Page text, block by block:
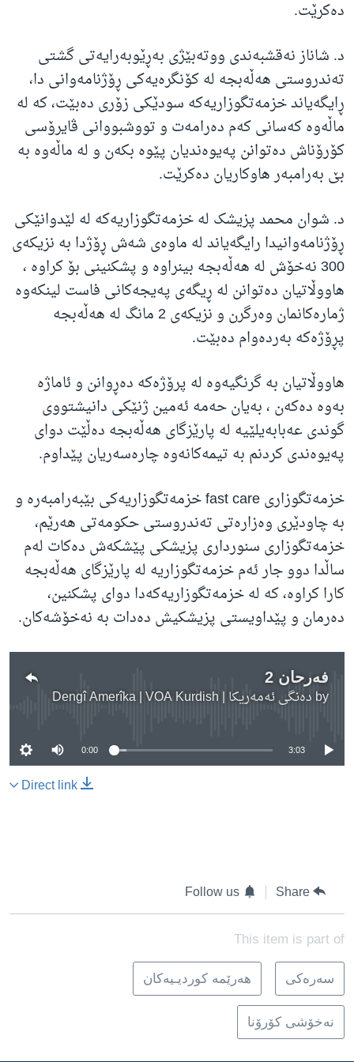
ده‌کرێت.
د. شاناز نه‌قشبه‌ندی ووته‌بێژی به‌ڕێوبه‌رایه‌تی گشتی
ته‌ندروستی هه‌ڵه‌بجه‌ له‌ کۆنگره‌یه‌کی ڕۆژنامه‌وانی دا،
ڕایگه‌یاند خزمه‌تگوزاریه‌که‌ سودێکی زۆری ده‌بێت، که‌ له‌
ماڵه‌وه‌ که‌سانی که‌م ده‌رامه‌ت و تووشبووانی ڤایرۆسی
کۆرۆناش ده‌توانن په‌یوه‌ندیان پێوه‌ بکه‌ن و له‌ ماڵه‌وه‌ به‌
بێ‌ به‌رامبه‌ر هاوکاریان ده‌کرێت.
د. شوان محمد پزیشک له‌ خزمه‌تگوزاریه‌که‌ له‌ لێدوانێکی
ڕۆژنامه‌وانیدا رایگه‌یاند له‌ ماوه‌ی شه‌ش ڕۆژدا به‌ نزیکه‌ی
300 نه‌خۆش له‌ هه‌ڵه‌بجه‌ بینراوه‌ و پشکنینی بۆ کراوه‌ ،
هاووڵاتیان ده‌توانن له‌ ڕیگه‌ی په‌یجه‌کانی فاست لینکه‌وه‌
ژماره‌کانمان وه‌رگرن و نزیکه‌ی 2 مانگ له‌ هه‌ڵه‌بجه‌
پڕۆژه‌که‌ به‌رده‌وام ده‌بێت.
هاووڵاتیان به‌ گرنگیه‌وه‌ له‌ پرۆژه‌که‌ ده‌ڕوانن و ئاماژه‌
به‌وه‌ ده‌که‌ن ، به‌یان حه‌مه‌ ئه‌مین ژنێکی دانیشتووی
گوندی عه‌بابه‌یلێیه‌ له‌ پارێزگای هه‌ڵه‌بجه‌ ده‌ڵێت دوای
په‌یوه‌ندی کردنم به‌ تیمه‌کانه‌وه‌ چاره‌سه‌ریان پێداوم.
خزمه‌تگوزارىfast careخزمه‌تگوزاریه‌کی بێبه‌رامبه‌ره‌ و
به‌ چاودێری وه‌زاره‌تی ته‌ندروستی حکومه‌تی هه‌رێم،
خزمه‌تگوزاری سنورداری پزیشکی پێشکه‌ش ده‌کات له‌م
ساڵدا دوو جار ئه‌م خزمه‌تگوزاریه‌ له‌ پارێزگای هه‌ڵه‌بجه‌
کارا کراوه‌، که‌ له‌ خزمه‌تگوزاریه‌که‌دا دوای پشکنین،
ده‌رمان و پێداویستی پزیشکیش ده‌دات به‌ نه‌خۆشه‌کان.
فەرحان 2
by دەنگی ئەمەریکا | Dengî Amerîka | VOA Kurdish
No media source currently available
0:00 3:03
Direct link
Share
Follow us
This item is part of
سه‌ره‌کی هه‌رێمه‌ کوردیـیه‌کان
نەخۆشی کۆرۆنا